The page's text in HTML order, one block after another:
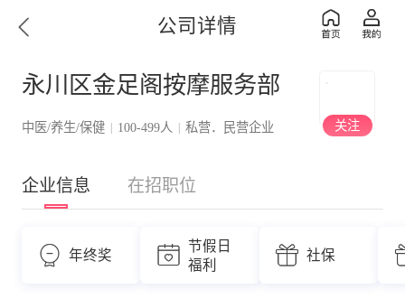
公司详情
永川区金足阁按摩服务部
中医/养生/保健 | 100-499人 | 私营．民营企业 关注
企业信息 在招职位
年终奖
节假日
福利
社保